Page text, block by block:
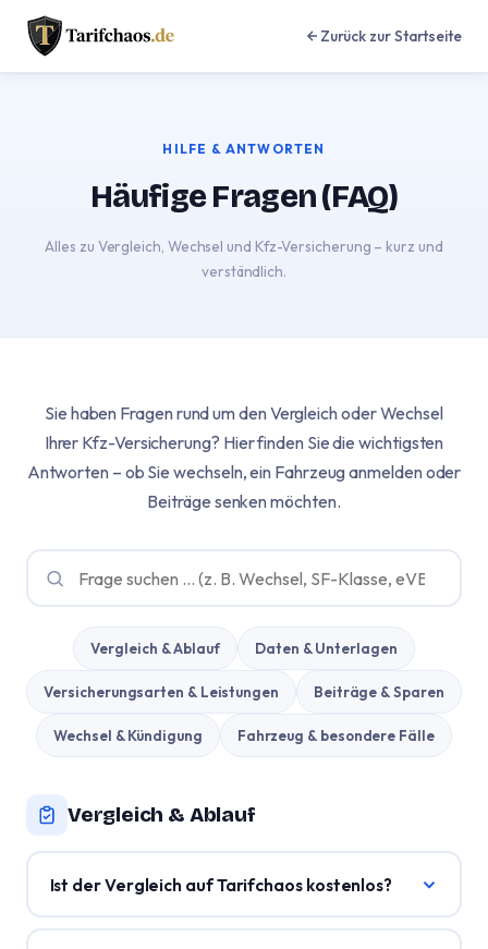
Zurück zur Startseite
HILFE & ANTWORTEN
Häufige Fragen (FAQ)
Alles zu Vergleich, Wechsel und Kfz-Versicherung – kurz und
verständlich.
Sie haben Fragen rund um den Vergleich oder Wechsel
Ihrer Kfz-Versicherung? Hier finden Sie die wichtigsten
Antworten – ob Sie wechseln, ein Fahrzeug anmelden oder
Beiträge senken möchten.
Vergleich & Ablauf Daten & Unterlagen
Versicherungsarten & Leistungen Beiträge & Sparen
Wechsel & Kündigung Fahrzeug & besondere Fälle
Vergleich & Ablauf
Ist der Vergleich auf Tarifchaos kostenlos?